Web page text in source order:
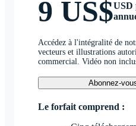
9 US$USD
Accédez à l'intégralité de
vecteurs et illustrations
commercial. Vidéo non
Abonnez-
Le forfait comprend :